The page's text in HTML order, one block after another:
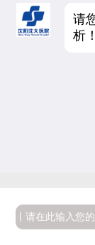
请
析